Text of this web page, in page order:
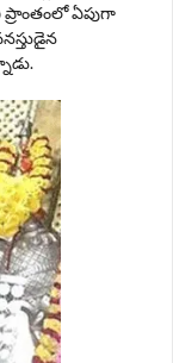
ఏపుగా